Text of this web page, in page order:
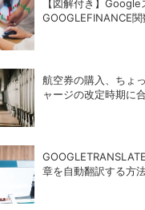
【図解付き】
GOOGLEFINANCE
航空券の購入、ちょ
ャージの改定時期に
章を自動翻訳する方